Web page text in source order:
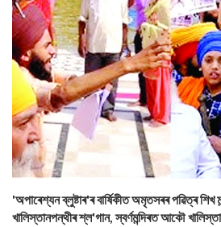
'অপাৰেশ্যন ব্লুষ্টাৰ'ৰ বাৰ্ষিকীত অমৃতসৰৰ পৱিত্ৰ শিখ
খালিস্তানপন্থীৰ শ্ল'গান, স্বৰ্ণমন্দিৰত আকৌ